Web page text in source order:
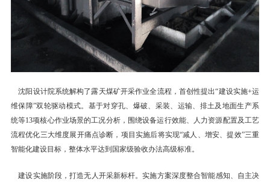
沈阳设计院系统解构了露天煤矿开采作业全流程，首创性提出“建设实施+运
维保障”双轮驱动模式。基于对穿孔、爆破、采装、运输、排土及地面生产系
统等13项核心作业场景的工况分析，围绕设备运行效能、人力资源配置及工艺
流程优化三大维度展开痛点诊断，项目实施后将实现“减人、增安、提效”三重
智能化建设目标，整体水平达到国家级验收办法高级标准。
建设实施阶段，打造无人开采新标杆。实施方案深度整合智能感知、自主决